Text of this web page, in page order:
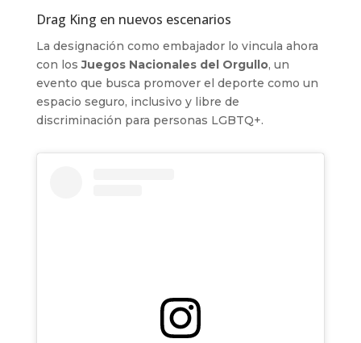
Drag King en nuevos escenarios
La designación como embajador lo vincula ahora
con losJuegos Nacionales del Orgullo, un
evento que busca promover el deporte como un
espacio seguro, inclusivo y libre de
discriminación para personas LGBTQ+.